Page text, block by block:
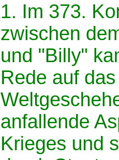
1. Im 373.
zwischen
und "Billy"
Rede auf
anfallende
Krieges und